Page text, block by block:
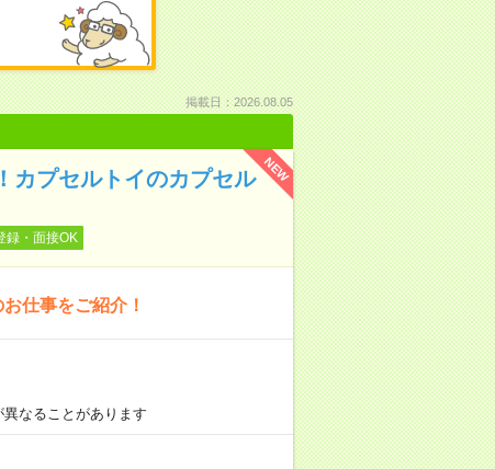
掲載日：2026.08.05
NEW
カプセルトイのカプセル
録・面接OK
仕事をご紹介！
なることがあります